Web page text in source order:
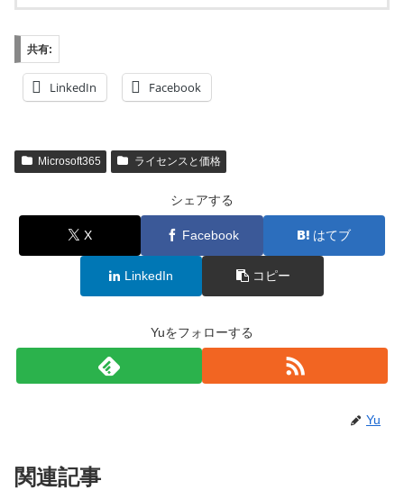
共有:
LinkedIn Facebook
Microsoft365 ライセンスと価格
シェアする
X Facebook はてブ
LinkedIn コピー
Yuをフォローする
Yu
関連記事